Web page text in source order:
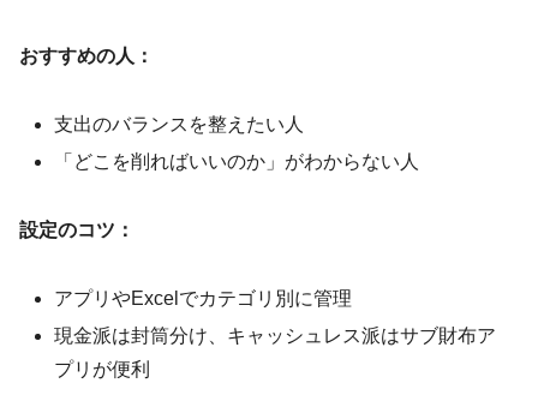
おすすめの人：
支出のバランスを整えたい人
「どこを削ればいいのか」がわからない人
設定のコツ：
アプリやExcelでカテゴリ別に管理
現金派は封筒分け、キャッシュレス派はサブ財布ア
プリが便利